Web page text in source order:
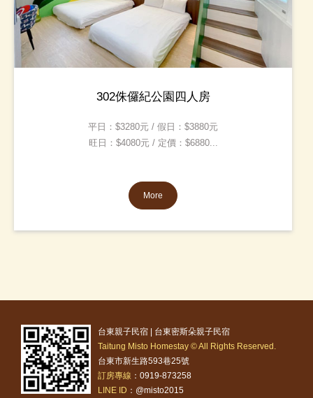
302侏儸紀公園四人房
平日：$3280元 / 假日：$3880元
旺日：$4080元 / 定價：$6880...
More
台東親子民宿 | 台東密斯朵親子民宿
Taitung Misto Homestay © All Rights Reserved.
台東市新生路593巷25號
訂房專線 ：0919-873258
LINE ID ：@misto2015